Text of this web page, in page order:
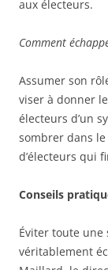
aux électeurs.
Comment
Assumer son
viser à donner
électeurs d’un
sombrer dans
d’électeurs qui
Conseils
Éviter toute une
véritablement